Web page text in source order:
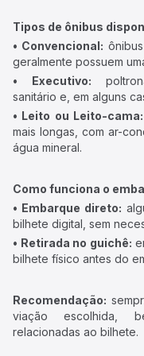
Tipos de ônibus
• Convencional:
geralmente possuem
• Executivo:
sanitário e, em alguns
• Leito ou Leito-cama:
mais longas, com ar-
água mineral.
Como funciona o
• Embarque direto:
bilhete digital, sem
• Retirada no guichê:
bilhete físico antes do
Recomendação:
viação escolhida,
relacionadas ao bilhete.